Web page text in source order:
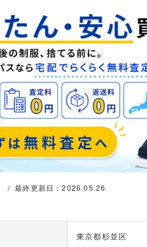
最終更新日：2026.05.26
東京都杉並区